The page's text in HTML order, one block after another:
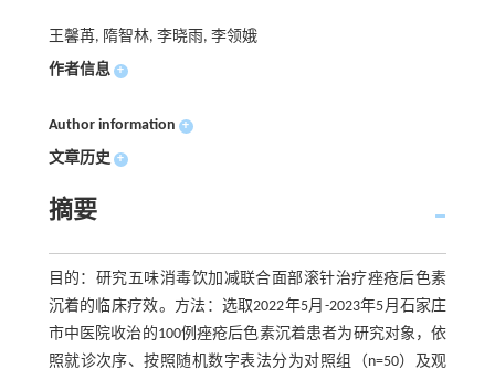
王馨苒, 隋智林, 李晓雨, 李领娥
作者信息 +
Author information +
文章历史 +
摘要
目的：研究五味消毒饮加减联合面部滚针治疗痤疮后色素
沉着的临床疗效。方法：选取2022年5月-2023年5月石家庄
市中医院收治的100例痤疮后色素沉着患者为研究对象，依
照就诊次序、按照随机数字表法分为对照组（n=50）及观